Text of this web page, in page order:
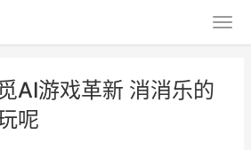
AI游戏革新 消消乐的
呢